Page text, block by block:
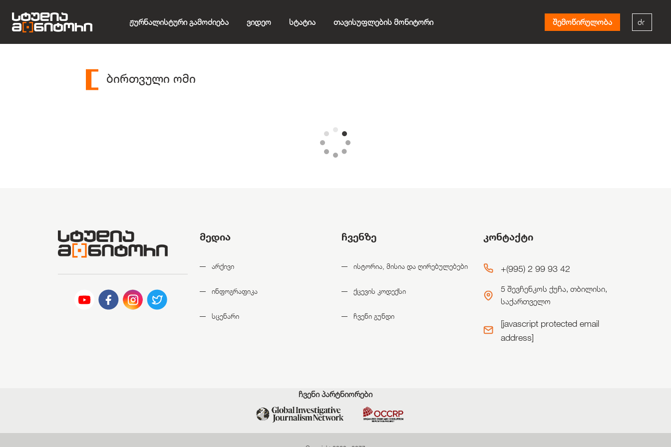
Ჟურნალისტური Გამოძიება Ვიდეო Სტატია Თავისუფლების Მონიტორი შემოწირულობა
ბირთვული ომი
მედია
არქივი
ინფოგრაფიკა
სცენარი
ჩვენზე
ისტორია, მისია და ღირებულებები
ქცევის კოდექსი
ჩვენი გუნდი
კონტაქტი
+(995) 2 99 93 42
5 შევჩენკოს ქუჩა, თბილისი,
საქართველო
[javascript protected email
address]
ჩვენი პარტნიორები